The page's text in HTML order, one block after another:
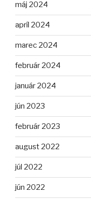
máj 2024
apríl 2024
marec 2024
február 2024
január 2024
jún 2023
február 2023
august 2022
júl 2022
jún 2022